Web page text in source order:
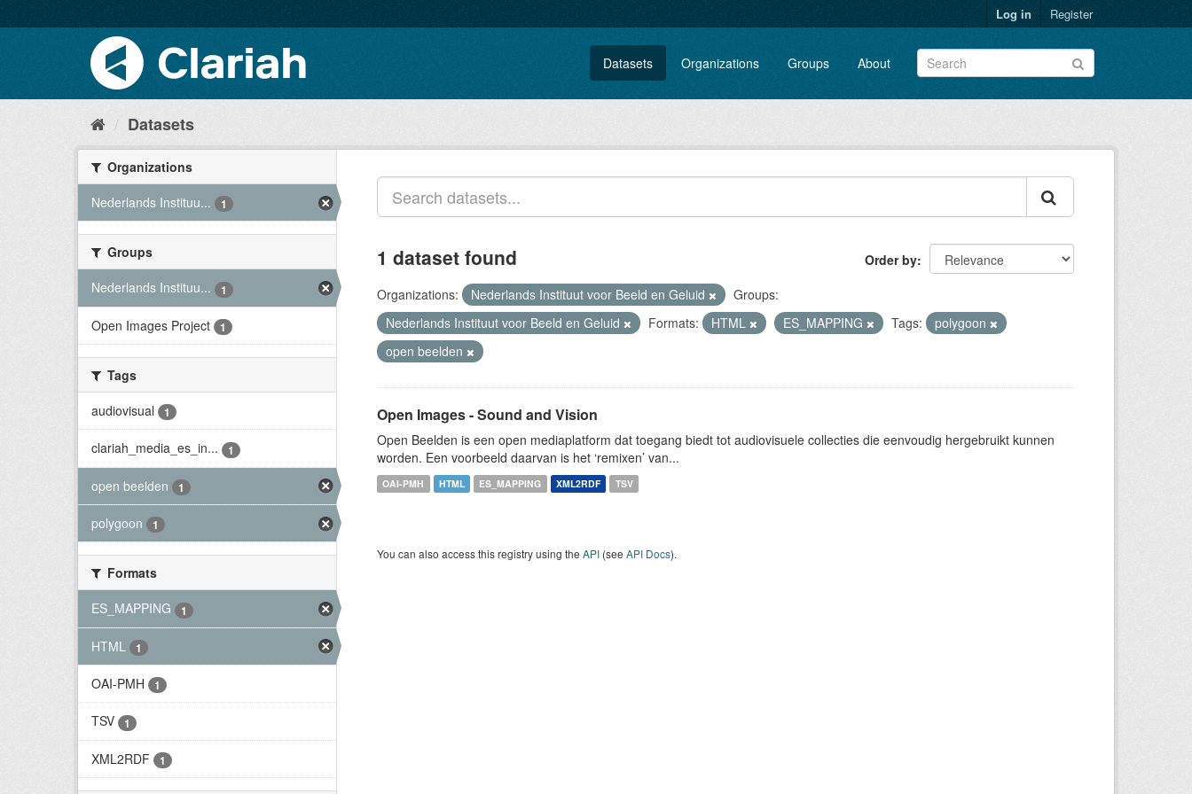
Log in Register
Datasets Organizations Groups About
Datasets
Organizations
Nederlands Instituu...
1
Groups
Nederlands Instituu...
1
Open Images Project 1
Tags
audiovisual
1
clariah_media_es_in... 1
open beelden 1
polygoon 1
Formats
ES_MAPPING
1
HTML 1
OAI-PMH 1
TSV 1
XML2RDF 1
Order by
1 dataset found
Organizations: Nederlands Instituut voor Beeld en Geluid
Groups:
Nederlands Instituut voor Beeld en Geluid
Formats: HTML ES_MAPPING Tags:
polygoon
open beelden
Open Images - Sound and Vision
Open Beelden is een open mediaplatform dat toegang biedt tot audiovisuele collecties die eenvoudig hergebruikt kunnen
worden. Een voorbeeld daarvan is het ‘remixen’ van...
OAI-PMH HTML ES_MAPPING XML2RDF TSV
You can also access this registry using the API (see API Docs).